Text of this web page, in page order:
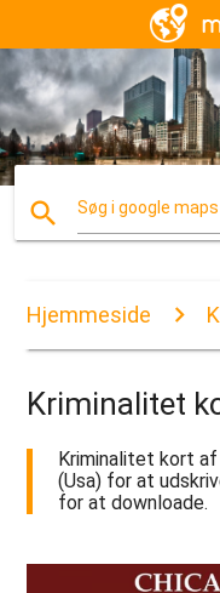
search Søg i google maps
Hjemmeside
Kriminalitet
Kriminalitet kort af
(Usa) for at
for at downloade.